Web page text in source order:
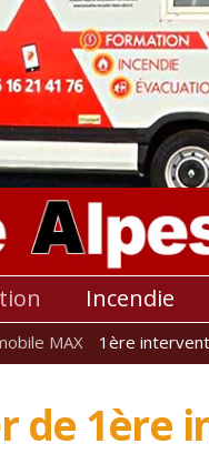
Incendie
MAX 1ère
de 1ère